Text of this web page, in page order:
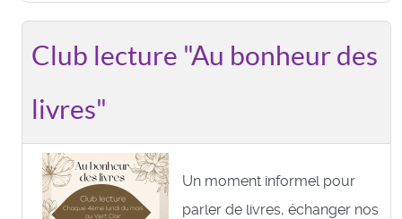
Club lecture "Au bonheur des
livres"
Un moment informel pour
parler de livres, échanger nos